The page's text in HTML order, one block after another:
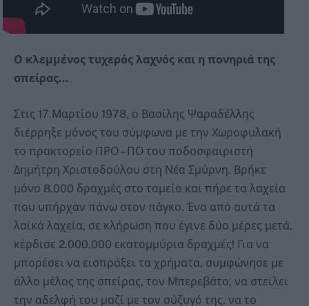
Ο κλεμμένος τυχερός λαχνός και η πονηριά της
σπείρας…
Στις 17 Μαρτίου 1978, ο Βασίλης Ψαραδέλλης
διέρρηξε μόνος του σύμφωνα με την Χωροφυλακή
το πρακτορείο ΠΡΟ – ΠΟ του ποδοσφαιριστή
Δημήτρη Χριστοδούλου στη Νέα Σμύρνη. Βρήκε
μόνο 8.000 δραχμές στο ταμείο και πήρε τα λαχεία
που υπήρχαν πάνω στον πάγκο. Ένα από αυτά τα
λαϊκά λαχεία, σε κλήρωση που έγινε δύο μέρες μετά,
κέρδισε 2.000.000 εκατομμύρια δραχμές! Για να
μπορέσει να εισπράξει τα χρήματα, συμφώνησε με
άλλο μέλος της σπείρας, τον Μπερεβάτο, να στειλει
την αδελφή του μαζί με τον σύζυγό της, να το